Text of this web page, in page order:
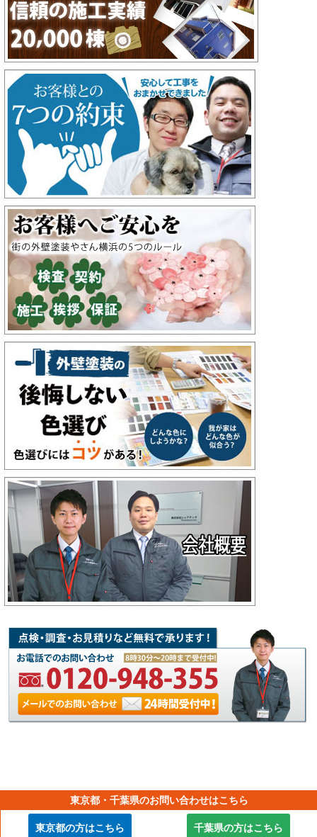
【横浜市外壁塗装工事の専門店】
東京都・千葉県のお問い合わせはこちら
東京都の方はこちら 千葉県の方はこちら